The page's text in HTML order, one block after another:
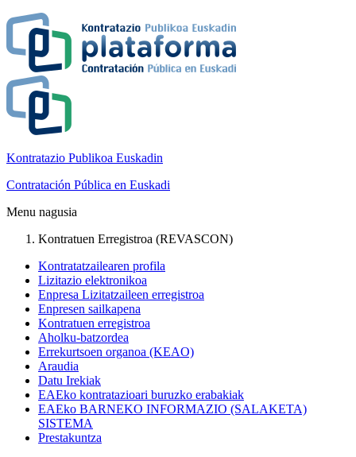
Kontratazio Publikoa Euskadin
Contratación Pública en Euskadi
Menu nagusia
Kontratuen Erregistroa (REVASCON)
Kontratatzailearen profila
Lizitazio elektronikoa
Enpresa Lizitatzaileen erregistroa
Enpresen sailkapena
Kontratuen erregistroa
Aholku-batzordea
Errekurtsoen organoa (KEAO)
Araudia
Datu Irekiak
EAEko kontratazioari buruzko erabakiak
EAEko BARNEKO INFORMAZIO (SALAKETA)
SISTEMA
Prestakuntza